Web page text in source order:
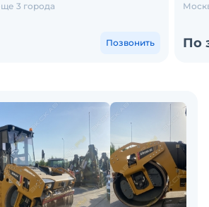
3 города
Позвонить По